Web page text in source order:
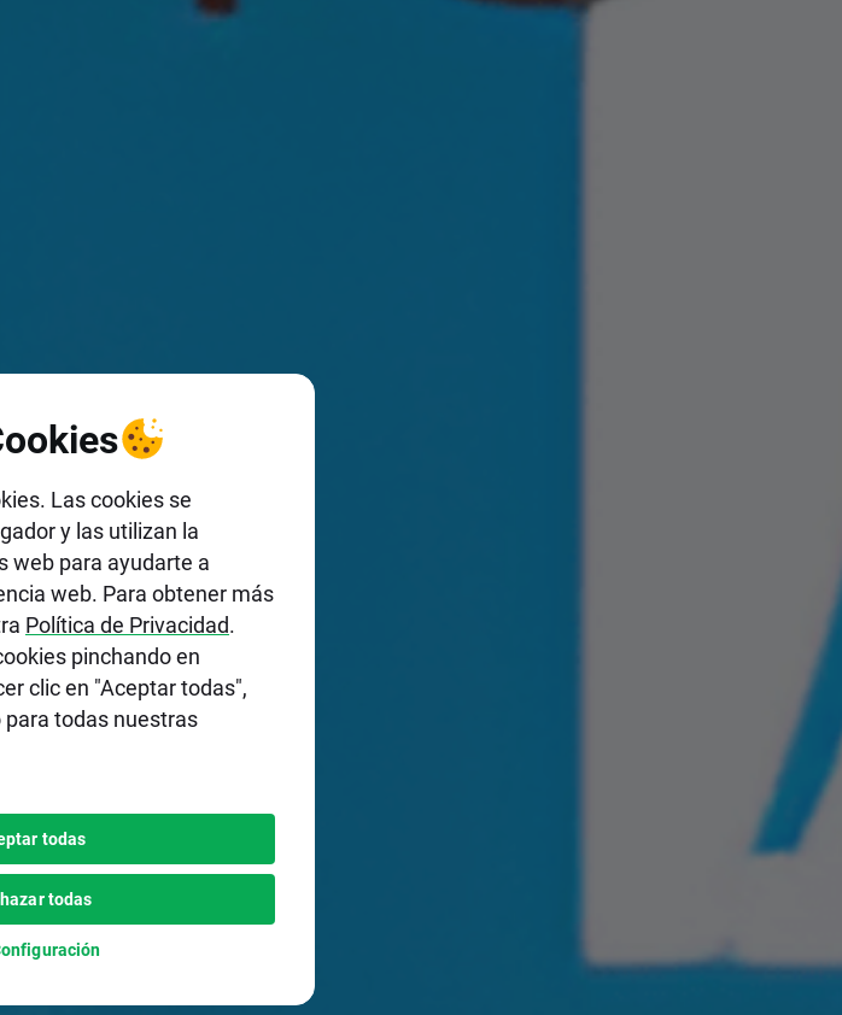
Las cookies se
y las utilizan la
web para ayudarte a
web. Para obtener más
Política de Privacidad.
pinchando en
clic en "Aceptar todas",
todas nuestras
todas
todas